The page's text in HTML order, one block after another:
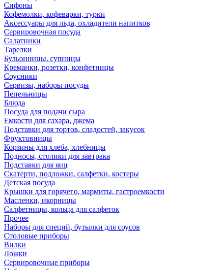
Сифоны
Кофемолки, кофеварки, турки
Аксессуары для льда, охладители напитков
Сервировочная посуда
Салатники
Тарелки
Бульонницы, супницы
Креманки, розетки, конфетницы
Соусники
Сервизы, наборы посуды
Пепельницы
Блюда
Посуда для подачи сыра
Емкости для сахара, джема
Подставки для тортов, сладостей, закусок
Фруктовницы
Корзины для хлеба, хлебницы
Подносы, столики для завтрака
Подставки для яиц
Скатерти, подложки, салфетки, костеры
Детская посуда
Крышки для горячего, мармиты, гастроемкости
Масленки, икорницы
Салфетницы, кольца для салфеток
Прочее
Наборы для специй, бутылки для соусов
Столовые приборы
Вилки
Ложки
Сервировочные приборы